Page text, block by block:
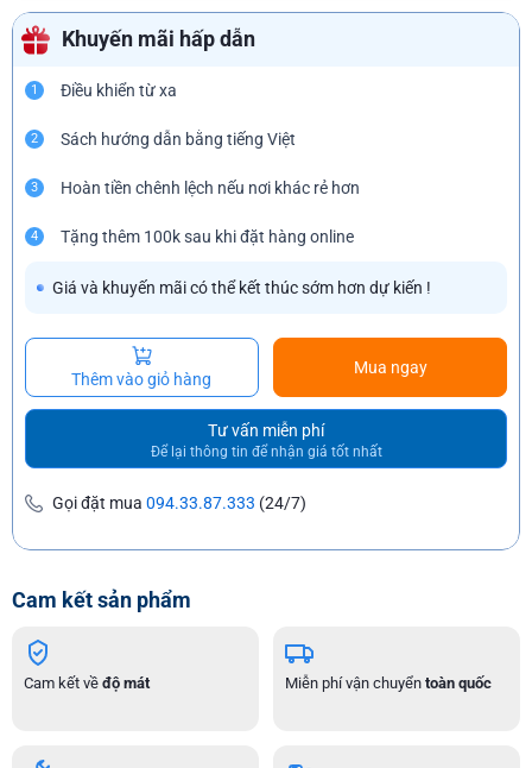
Khuyến mãi hấp dẫn
1 Điều khiển từ xa
2 Sách hướng dẫn bằng tiếng Việt
3 Hoàn tiền chênh lệch nếu nơi khác rẻ hơn
4 Tặng thêm 100k sau khi đặt hàng online
Giá và khuyến mãi có thể kết thúc sớm hơn dự kiến !
Thêm vào giỏ hàng
Mua ngay
Tư vấn miễn phí
Để lại thông tin để nhận giá tốt nhất
Gọi đặt mua 094.33.87.333 (24/7)
Cam kết sản phẩm
Cam kết về độ mát Miễn phí vận chuyển toàn quốc